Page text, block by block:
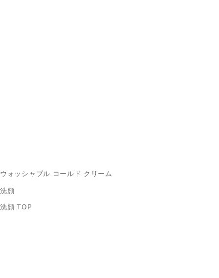
ウォッシャブル コールド クリーム
洗顔
洗顔 TOP